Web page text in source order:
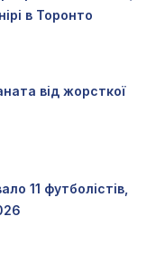
в Торонто
від жорсткої
11 футболістів,